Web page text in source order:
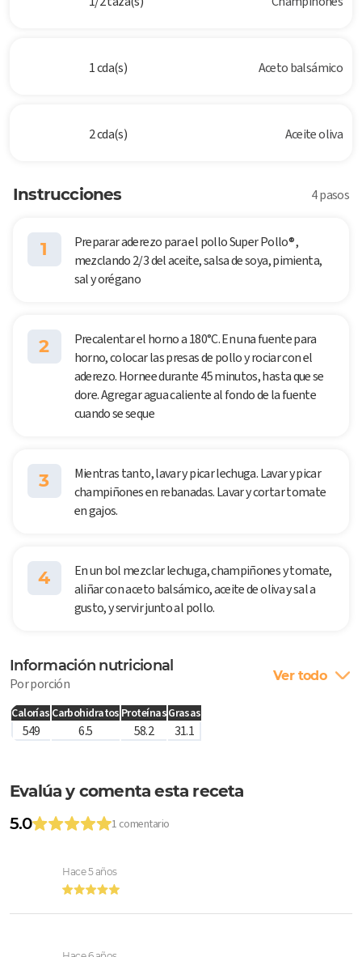
1 cda(s) Aceto balsámico
2 cda(s) Aceite oliva
Instrucciones 4 pasos
1
Preparar aderezo para el pollo Super Pollo® ,
mezclando 2/3 del aceite, salsa de soya, pimienta,
sal y orégano
2
Precalentar el horno a 180°C. En una fuente para
horno, colocar las presas de pollo y rociar con el
aderezo. Hornee durante 45 minutos, hasta que se
dore. Agregar agua caliente al fondo de la fuente
cuando se seque
3
Mientras tanto, lavar y picar lechuga. Lavar y picar
champiñones en rebanadas. Lavar y cortar tomate
en gajos.
4
En un bol mezclar lechuga, champiñones y tomate,
aliñar con aceto balsámico, aceite de oliva y sal a
gusto, y servir junto al pollo.
Información nutricional
Por porción Ver todo
Calorías Carbohidratos ProteínasGrasas
549 6.5 58.2 31.1
Evalúa y comenta esta receta
5.0
1 comentario
Hace 5 años